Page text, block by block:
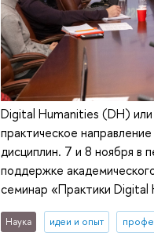
Digital Humanities (DH)
практическое
дисциплин. 7 и 8 ноября в
поддержке
семинар «Практики
Наука идеи и опыт